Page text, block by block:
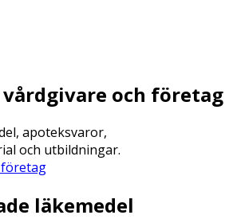
vårdgivare och företag
apoteksvaror,
och utbildningar.
företag
läkemedel